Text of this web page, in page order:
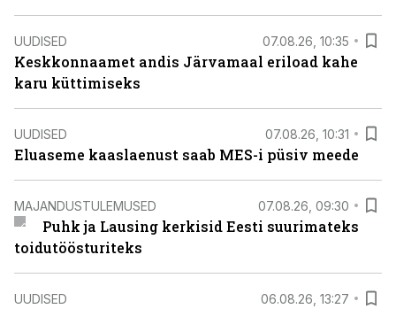
UUDISED 07.08.26, 10:35
Keskkonnaamet andis Järvamaal eriload kahe
karu küttimiseks
UUDISED 07.08.26, 10:31
Eluaseme kaaslaenust saab MES-i püsiv meede
MAJANDUSTULEMUSED 07.08.26, 09:30
Puhk ja Lausing kerkisid Eesti suurimateks
toidutöösturiteks
UUDISED 06.08.26, 13:27